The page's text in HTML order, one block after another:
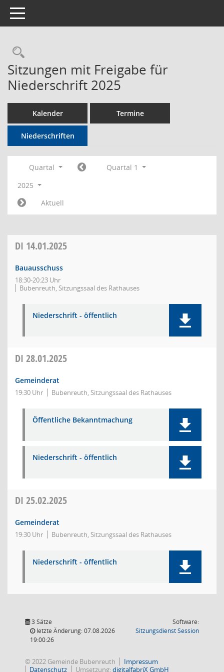
Toggle navigation
Rechercheauswahl
Sitzungen mit Freigabe für
Niederschrift 2025
Kalender Termine
Niederschriften
Quartal
Quartal 1
2025
Aktuell
DI 14.01.2025
Bauausschuss
18:30-20:23 Uhr
Bubenreuth, Sitzungssaal des Rathauses
Niederschrift - öffentlich
DI 28.01.2025
Gemeinderat
19:30 Uhr Bubenreuth, Sitzungssaal des Rathauses
Öffentliche Bekanntmachung
Niederschrift - öffentlich
DI 25.02.2025
Gemeinderat
19:30 Uhr Bubenreuth, Sitzungssaal des Rathauses
Niederschrift - öffentlich
3 Sätze
letzte Änderung: 07.08.2026
19:00:26
Software:
SitzungsdienstSession(Wird in
© 2022 Gemeinde Bubenreuth
Impressum
Datenschutz
Umsetzung:digitalfabriX GmbH